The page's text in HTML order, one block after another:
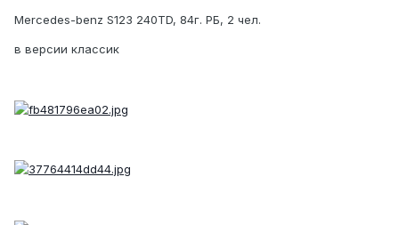
Mercedes-benz S123 240TD, 84г. РБ, 2 чел.
в версии классик